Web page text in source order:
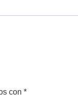
con *